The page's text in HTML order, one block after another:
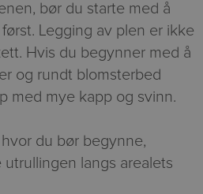
bør du starte med å
Legging av plen er ikke
Hvis du begynner med å
og rundt blomsterbed
med mye kapp og svinn.
du bør begynne,
langs arealets